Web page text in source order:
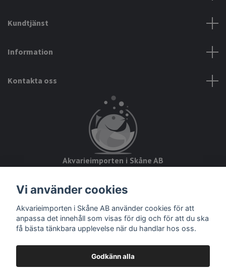
Kundtjänst
Information
Kontakta oss
Akvarieimporten i Skåne AB
28234 Tyringe
Org.nr: 559093-8832
Vi använder cookies
Akvarieimporten i Skåne AB använder cookies för att
anpassa det innehåll som visas för dig och för att du ska
få bästa tänkbara upplevelse när du handlar hos oss.
Godkänn alla